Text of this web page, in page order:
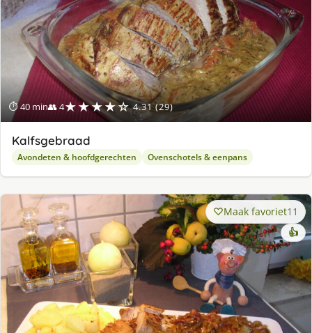
⏱ 40 min👥 4★★★★☆ 4.31 (29)
Kalfsgebraad
Avondeten & hoofdgerechten Ovenschotels & eenpans
Maak favoriet11
👍